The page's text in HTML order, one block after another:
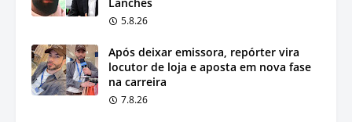
5.8.26
Após deixar emissora, repórter vira
locutor de loja e aposta em nova fase
na carreira
7.8.26